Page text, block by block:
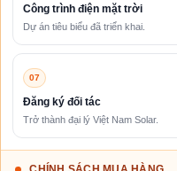
Công trình điện mặt trời
Dự án tiêu biểu đã triển khai.
07
Đăng ký đối tác
Trở thành đại lý Việt Nam Solar.